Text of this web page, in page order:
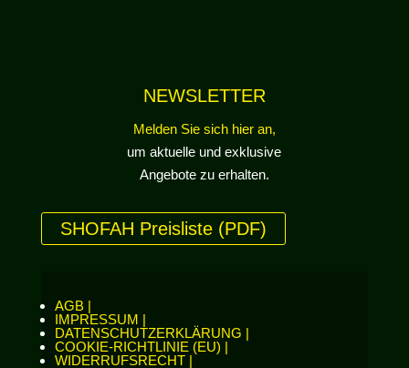
NEWSLETTER
Melden Sie sich hier an,
um aktuelle und exklusive
Angebote zu erhalten.
SHOFAH Preisliste (PDF)
AGB |
IMPRESSUM |
DATENSCHUTZERKLÄRUNG |
COOKIE-RICHTLINIE (EU) |
WIDERRUFSRECHT |